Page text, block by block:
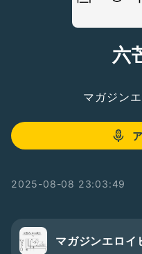
六
マガジン
2025-08-08 23:03:49
マガジンエロイ